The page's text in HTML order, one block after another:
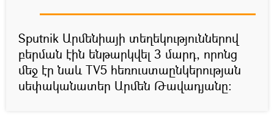
Sputnik Արմենիայի տեղեկություններով
բերման էին ենթարկվել 3 մարդ, որոնց
մեջ էր նաև TV5 հեռուստաընկերության
սեփականատեր Արմեն Թավադյանը: